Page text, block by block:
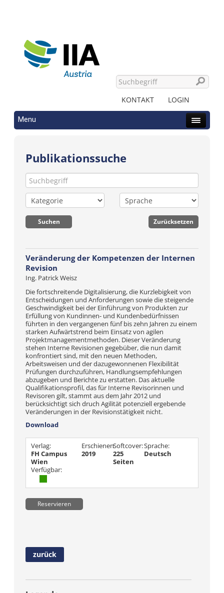
KONTAKT LOGIN
Menu
Publikationssuche
Veränderung der Kompetenzen der Internen
Revision
Ing. Patrick Weisz
Die fortschreitende Digitalisierung, die Kurzlebigkeit von
Entscheidungen und Anforderungen sowie die steigende
Geschwindigkeit bei der Einführung von Produkten zur
Erfüllung von Kundinnen- und Kundenbedürfnissen
führten in den vergangenen fünf bis zehn Jahren zu einem
starken Aufwärtstrend beim Einsatz von agilen
Projektmanagementmethoden. Dieser Veränderung
stehen Interne Revisionen gegebüber, die nun damit
konfrontiert sind, mit den neuen Methoden,
Arbeitsweisen und der dazugewonnenen Flexibilität
Prüfungen durchzuführen, Handlungsempfehlungen
abzugeben und Berichte zu erstatten. Das aktuelle
Qualifikationsprofil, das für Interne Revisorinnen und
Revisoren gilt, stammt aus dem Jahr 2012 und
berücksichtigt sich druch Agilität potenziell ergebende
Veränderungen in der Revisionstätigkeit nicht.
Download
Verlag:
FH Campus
Wien
Erschienen
2019
Softcover:
225
Seiten
Sprache:
Deutsch
Verfügbar:
Reservieren
zurück